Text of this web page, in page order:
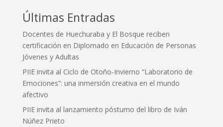
Últimas Entradas
Docentes de Huechuraba y El Bosque reciben
certificación en Diplomado en Educación de Personas
Jóvenes y Adultas
PIIE invita al Ciclo de Otoño-Invierno “Laboratorio de
Emociones”: una inmersión creativa en el mundo
afectivo
PIIE invita al lanzamiento póstumo del libro de Iván
Núñez Prieto